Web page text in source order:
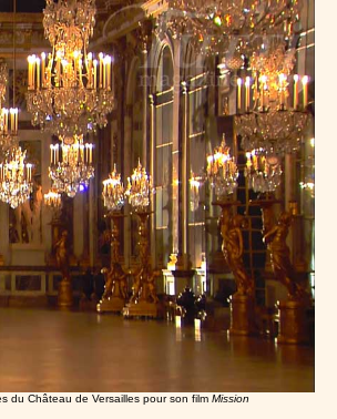
du Château de Versailles pour son film Mission